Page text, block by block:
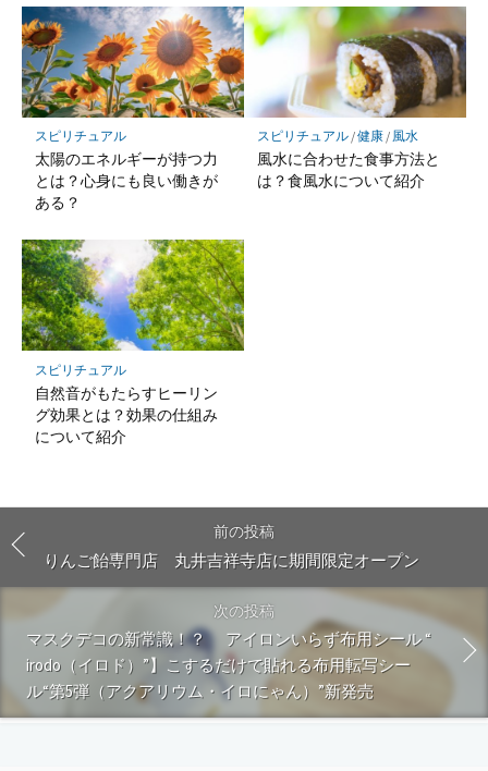
スピリチュアル
太陽のエネルギーが持つ力
とは？心身にも良い働きが
ある？
スピリチュアル/健康/ 風水
風水に合わせた食事方法と
は？食風水について紹介
スピリチュアル
自然音がもたらすヒーリン
グ効果とは？効果の仕組み
について紹介
前の投稿
りんご飴専門店 丸井吉祥寺店に期間限定オープン
次の投稿
マスクデコの新常識！？ アイロンいらず布用シール “
irodo（イロド）”】こするだけで貼れる布用転写シー
ル“第5弾（アクアリウム・イロにゃん）”新発売